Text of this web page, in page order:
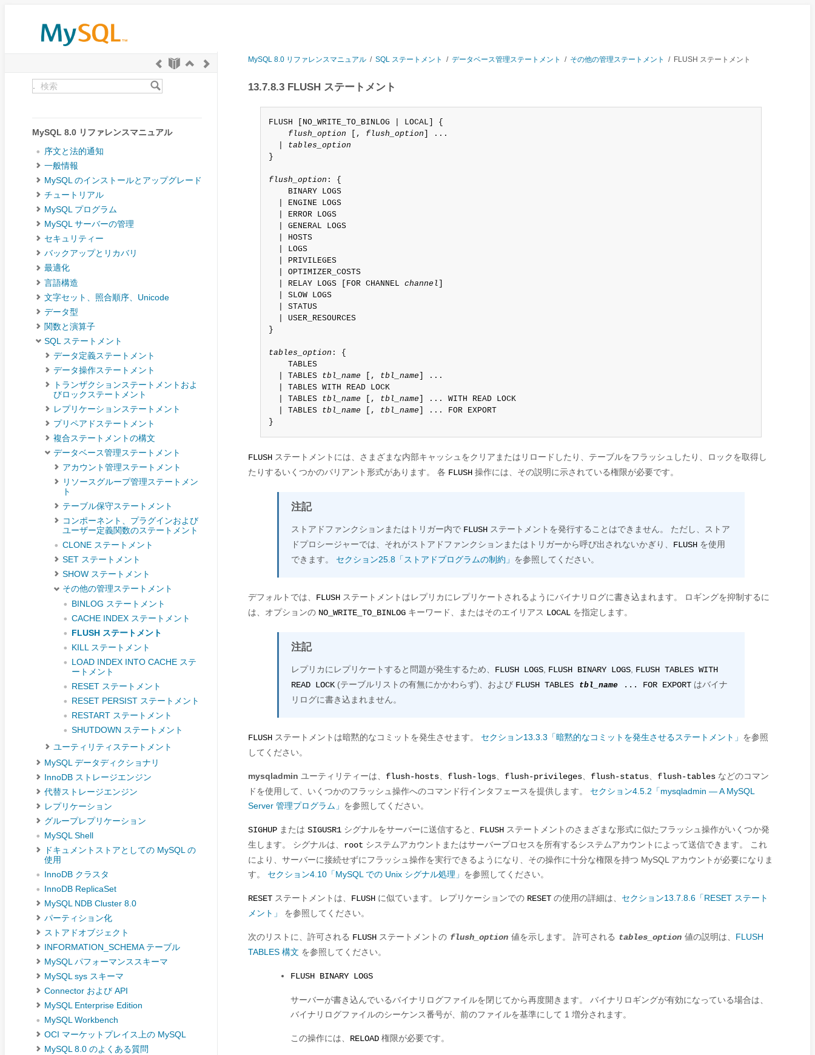
MySQL 8.0 リファレンスマニュアル
序文と法的通知
一般情報
MySQL のインストールとアップグレード
チュートリアル
MySQL プログラム
MySQL サーバーの管理
セキュリティー
バックアップとリカバリ
最適化
言語構造
文字セット、照合順序、Unicode
データ型
関数と演算子
SQL ステートメント
データ定義ステートメント
データ操作ステートメント
トランザクションステートメントおよ
びロックステートメント
レプリケーションステートメント
プリペアドステートメント
複合ステートメントの構文
データベース管理ステートメント
アカウント管理ステートメント
リソースグループ管理ステートメン
ト
テーブル保守ステートメント
コンポーネント、プラグインおよび
ユーザー定義関数のステートメント
CLONE ステートメント
SET ステートメント
SHOW ステートメント
その他の管理ステートメント
BINLOG ステートメント
CACHE INDEX ステートメント
FLUSH ステートメント
KILL ステートメント
LOAD INDEX INTO CACHE ステ
ートメント
RESET ステートメント
RESET PERSIST ステートメント
RESTART ステートメント
SHUTDOWN ステートメント
ユーティリティステートメント
MySQL データディクショナリ
InnoDB ストレージエンジン
代替ストレージエンジン
レプリケーション
グループレプリケーション
MySQL Shell
ドキュメントストアとしての MySQL の
使用
InnoDB クラスタ
InnoDB ReplicaSet
MySQL NDB Cluster 8.0
パーティション化
ストアドオブジェクト
INFORMATION_SCHEMA テーブル
MySQL パフォーマンススキーマ
MySQL sys スキーマ
Connector および API
MySQL Enterprise Edition
MySQL Workbench
OCI マーケットプレイス上の MySQL
MySQL 8.0 のよくある質問
MySQL 8.0 リファレンスマニュアル / SQL ステートメント / データベース管理ステートメント / その他の管理ステートメント / FLUSH ステートメント
13.7.8.3 FLUSH ステートメント
FLUSH [NO_WRITE_TO_BINLOG | LOCAL] {
flush_option [, flush_option ] ...
tables_option
}
flush_option : {
    BINARY LOGS
  | ENGINE LOGS
  | ERROR LOGS
  | GENERAL LOGS
  | HOSTS
  | LOGS
  | PRIVILEGES
  | OPTIMIZER_COSTS
  | RELAY LOGS [FOR CHANNEL
channel
  | SLOW LOGS
  | STATUS
  | USER_RESOURCES
}
tables_option : {
    TABLES
  | TABLES
tbl_name [, tbl_name ] ...
  | TABLES WITH READ LOCK
  | TABLES
tbl_name [, tbl_name ] ... WITH READ LOCK
  | TABLES
tbl_name [, tbl_name ] ... FOR EXPORT
}
FLUSH ステートメントには、さまざまな内部キャッシュをクリアまたはリロードしたり、テーブルをフラッシュしたり、ロックを取得し
たりするいくつかのバリアント形式があります。 各 FLUSH 操作には、その説明に示されている権限が必要です。
注記
ストアドファンクションまたはトリガー内で FLUSH ステートメントを発行することはできません。 ただし、ストア
ドプロシージャーでは、それがストアドファンクションまたはトリガーから呼び出されないかぎり、 FLUSH を使用
できます。 セクション25.8「ストアドプログラムの制約」 を参照してください。
デフォルトでは、 FLUSH ステートメントはレプリカにレプリケートされるようにバイナリログに書き込まれます。 ロギングを抑制するに
は、オプションの NO_WRITE_TO_BINLOG キーワード、またはそのエイリアス LOCAL を指定します。
注記
レプリカにレプリケートすると問題が発生するため、 FLUSH LOGS FLUSH BINARY LOGS FLUSH TABLES WITH
READ LOCK (テーブルリストの有無にかかわらず)、および FLUSH TABLES tbl_name ... FOR EXPORT はバイナ
リログに書き込まれません。
FLUSH ステートメントは暗黙的なコミットを発生させます。 セクション13.3.3「暗黙的なコミットを発生させるステートメント」 を参照
してください。
mysqladmin ユーティリティーは、 flush-hosts flush-logs flush-privileges flush-status flush-tables などのコマン
ドを使用して、いくつかのフラッシュ操作へのコマンド行インタフェースを提供します。 セクション4.5.2「mysqladmin — A MySQL
Server 管理プログラム」 を参照してください。
SIGHUP または SIGUSR1 シグナルをサーバーに送信すると、 FLUSH ステートメントのさまざまな形式に似たフラッシュ操作がいくつか発
生します。 シグナルは、 root システムアカウントまたはサーバープロセスを所有するシステムアカウントによって送信できます。 これ
により、サーバーに接続せずにフラッシュ操作を実行できるようになり、その操作に十分な権限を持つ MySQL アカウントが必要になりま
す。 セクション4.10「MySQL での Unix シグナル処理」 を参照してください。
RESET ステートメントは、 FLUSH に似ています。 レプリケーションでの RESET の使用の詳細は、 セクション13.7.8.6「RESET ステート
メント」
を参照してください。
次のリストに、許可される FLUSH ステートメントの flush_option 値を示します。 許可される tables_option 値の説明は、 FLUSH
TABLES 構文 を参照してください。
FLUSH BINARY LOGS
サーバーが書き込んでいるバイナリログファイルを閉じてから再度開きます。 バイナリロギングが有効になっている場合は、
バイナリログファイルのシーケンス番号が、前のファイルを基準にして 1 増分されます。
この操作には、 RELOAD 権限が必要です。